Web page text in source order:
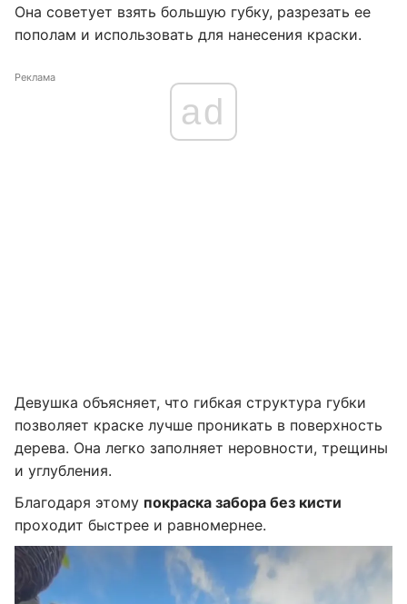
Она советует взять большую губку, разрезать ее
пополам и использовать для нанесения краски.
Реклама
ad
Девушка объясняет, что гибкая структура губки
позволяет краске лучше проникать в поверхность
дерева. Она легко заполняет неровности, трещины
и углубления.
Благодаря этому покраска забора без кисти
проходит быстрее и равномернее.